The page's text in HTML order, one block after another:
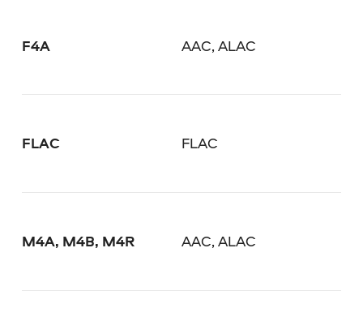
F4A AAC, ALAC
FLAC FLAC
M4A, M4B, M4R AAC, ALAC